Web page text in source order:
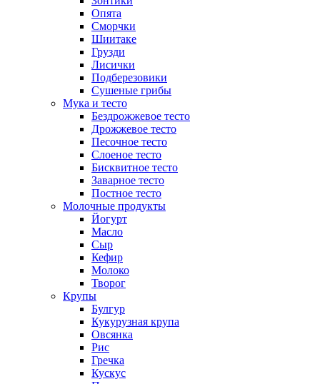
Опята
Сморчки
Шиитаке
Грузди
Лисички
Подберезовики
Сушеные грибы
Мука и тесто
Бездрожжевое тесто
Дрожжевое тесто
Песочное тесто
Слоеное тесто
Бисквитное тесто
Заварное тесто
Постное тесто
Молочные продукты
Йогурт
Масло
Сыр
Кефир
Молоко
Творог
Крупы
Булгур
Кукурузная крупа
Овсянка
Рис
Гречка
Кускус